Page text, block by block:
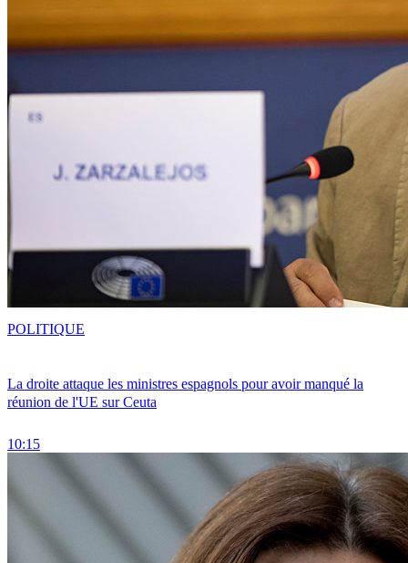
La droite attaque les ministres espagnols pour avoir manqué la
réunion de l'UE sur Ceuta
10:15
POLITIQUE